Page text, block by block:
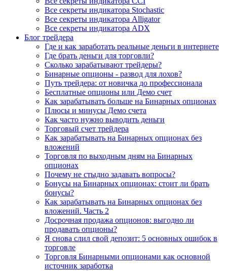
Все секреты индикатора Stochastic
Все секреты индикатора Alligator
Все секреты индикатора ADX
Блог трейдера
Где и как заработать реальные деньги в интернете
Где брать деньги для торговли?
Сколько зарабатывают трейдеры?
Бинарные опционы - развод для лохов?
Путь трейдера: от новичка до профессионала
Бесплатные опционы или Демо счет
Как зарабатывать больше на Бинарных опционах
Плюсы и минусы Демо счета
Как часто нужно выводить деньги
Торговый счет трейдера
Как зарабатывать на Бинарных опционах без
вложений
Торговля по выходным дням на Бинарных
опционах
Почему не стыдно задавать вопросы?
Бонусы на Бинарных опционах: стоит ли брать
бонусы?
Как зарабатывать на Бинарных опционах без
вложений. Часть 2
Досрочная продажа опционов: выгодно ли
продавать опционы?
Я снова слил свой депозит: 5 основных ошибок в
торговле
Торговля Бинарными опционами как основной
источник заработка